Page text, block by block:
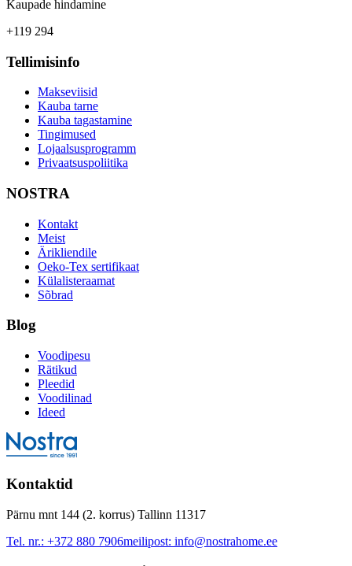
Kaupade hindamine
+119 294
Tellimisinfo
Makseviisid
Kauba tarne
Kauba tagastamine
Tingimused
Lojaalsusprogramm
Privaatsuspoliitika
NOSTRA
Kontakt
Meist
Ärikliendile
Oeko-Tex sertifikaat
Külalisteraamat
Sõbrad
Blog
Voodipesu
Rätikud
Pleedid
Voodilinad
Ideed
Kontaktid
Pärnu mnt 144 (2. korrus) Tallinn 11317
Tel. nr.: +372 880 7906meilipost: info@nostrahome.ee